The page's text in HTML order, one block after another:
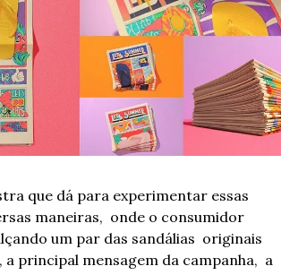
maneiras,  onde o consumidor
um par das sandálias  originais
a principal mensagem da campanha,  a